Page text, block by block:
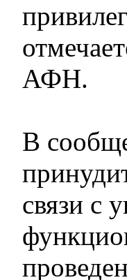
АФН.
В
связи с